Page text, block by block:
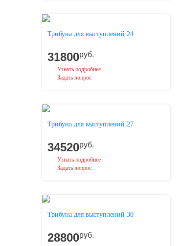
Трибуна для выступлений 24
31800руб.
Узнать подробнее
Задать вопрос
Трибуна для выступлений 27
34520руб.
Узнать подробнее
Задать вопрос
Трибуна для выступлений 30
28800руб.